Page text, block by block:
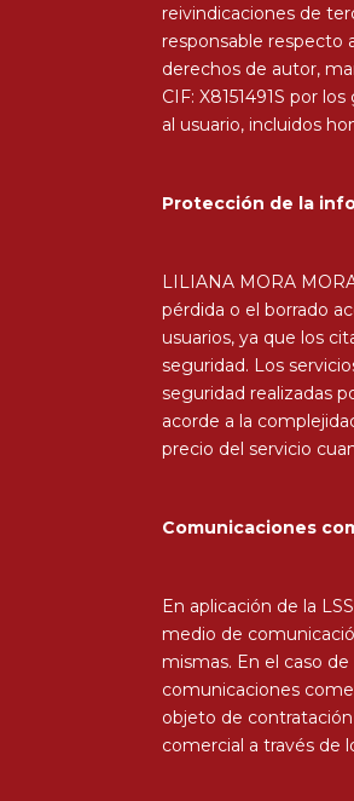
reivindicaciones de
responsable respecto
derechos de autor,
CIF: X8151491S por
al usuario, incluidos
Protección de la
LILIANA MORA
pérdida o el borrado
usuarios, ya que los
seguridad. Los
seguridad realizadas
acorde a la
precio del servicio
Comunicaciones
En aplicación de la
medio de
mismas. En el caso
comunicaciones
objeto de
comercial a través de